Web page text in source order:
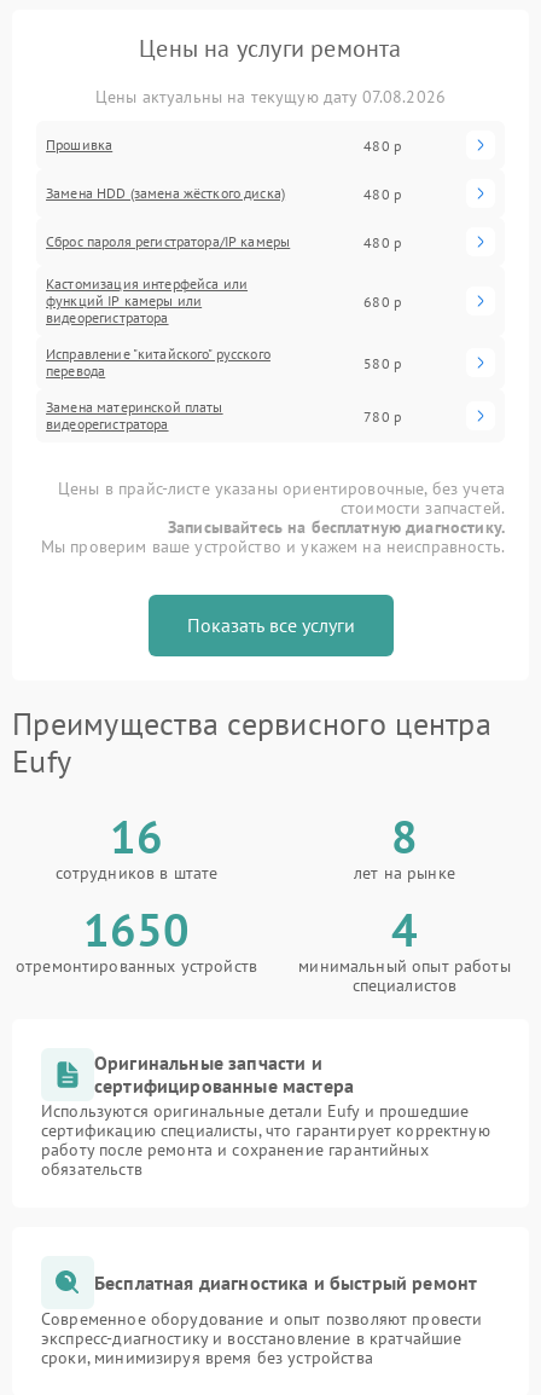
Цены на услуги ремонта
Цены актуальны на текущую дату 07.08.2026
Прошивка 480 р
Замена HDD (замена жёсткого диска) 480 р
Сброс пароля регистратора/IP камеры 480 р
Кастомизация интерфейса или
функций IP камеры или
видеорегистратора
680 р
Исправление "китайского" русского
перевода
580 р
Замена материнской платы
видеорегистратора
780 р
Цены в прайс-листе указаны ориентировочные, без учета
стоимости запчастей.
Записывайтесь на бесплатную диагностику.
Мы проверим ваше устройство и укажем на неисправность.
Показать все услуги
Преимущества сервисного центра
Eufy
16
сотрудников в штате
8
лет на рынке
1650
отремонтированных устройств
4
минимальный опыт работы
специалистов
Оригинальные запчасти и
сертифицированные мастера
Используются оригинальные детали Eufy и прошедшие
сертификацию специалисты, что гарантирует корректную
работу после ремонта и сохранение гарантийных
обязательств
Бесплатная диагностика и быстрый ремонт
Современное оборудование и опыт позволяют провести
экспресс-диагностику и восстановление в кратчайшие
сроки, минимизируя время без устройства